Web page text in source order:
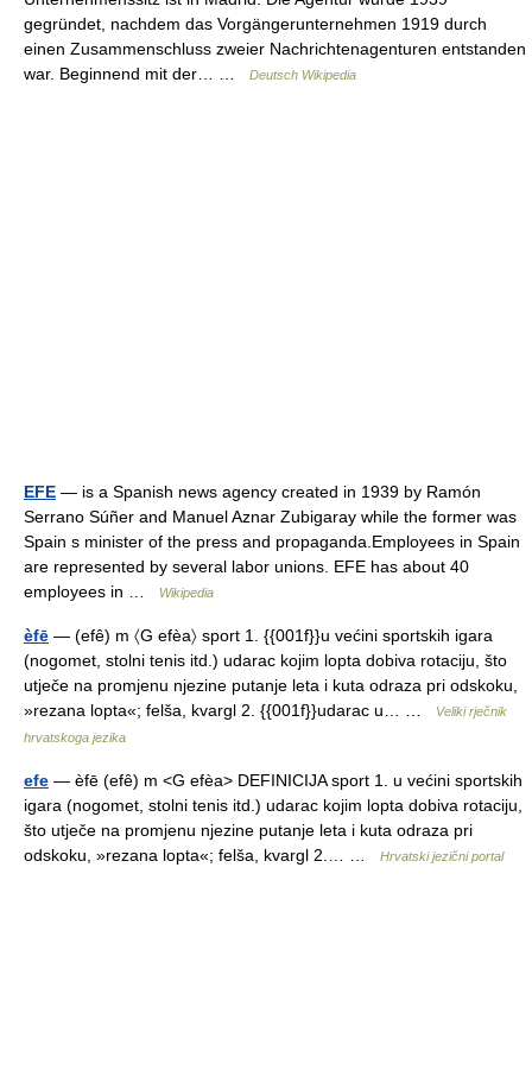
gegründet, nachdem das Vorgängerunternehmen 1919 durch
einen Zusammenschluss zweier Nachrichtenagenturen entstanden
war. Beginnend mit der… …
Deutsch Wikipedia
EFE — is a Spanish news agency created in 1939 by Ramón
Serrano Súñer and Manuel Aznar Zubigaray while the former was
Spain s minister of the press and propaganda.Employees in Spain
are represented by several labor unions. EFE has about 40
employees in …
Wikipedia
èfē — (efê) m 〈G efèa〉 sport 1. {{001f}}u većini sportskih igara
(nogomet, stolni tenis itd.) udarac kojim lopta dobiva rotaciju, što
utječe na promjenu njezine putanje leta i kuta odraza pri odskoku,
»rezana lopta«; felša, kvargl 2. {{001f}}udarac u… …
Veliki rječnik
hrvatskoga jezika
efe — èfē (efȇ) m <G efèa> DEFINICIJA sport 1. u većini sportskih
igara (nogomet, stolni tenis itd.) udarac kojim lopta dobiva rotaciju,
što utječe na promjenu njezine putanje leta i kuta odraza pri
odskoku, »rezana lopta«; felša, kvargl 2.… …
Hrvatski jezični portal